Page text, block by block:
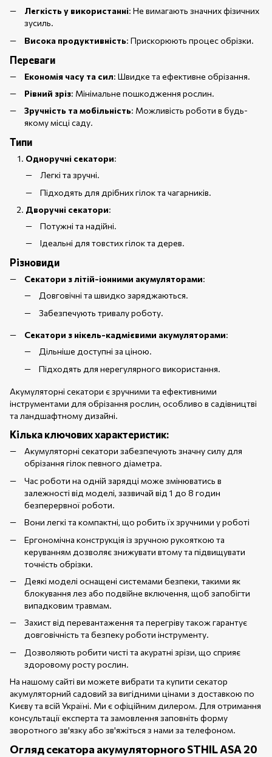
Легкість у використанні: Не вимагають значних фізичних
зусиль.
Висока продуктивність: Прискорюють процес обрізки.
Переваги
Економія часу та сил: Швидке та ефективне обрізання.
Рівний зріз: Мінімальне пошкодження рослин.
Зручність та мобільність: Можливість роботи в будь-
якому місці саду.
Типи
Одноручні секатори:
Легкі та зручні.
Підходять для дрібних гілок та чагарників.
Дворучні секатори:
Потужні та надійні.
Ідеальні для товстих гілок та дерев.
Різновиди
Секатори з літій-іонними акумуляторами:
Довговічні та швидко заряджаються.
Забезпечують тривалу роботу.
Секатори з нікель-кадмієвими акумуляторами:
Дільніше доступні за ціною.
Підходять для нерегулярного використання.
Акумуляторні секатори є зручними та ефективними
інструментами для обрізання рослин, особливо в садівництві
та ландшафтному дизайні.
Кілька ключових характеристик:
Акумуляторні секатори забезпечують значну силу для
обрізання гілок певного діаметра.
Час роботи на одній зарядці може змінюватись в
залежності від моделі, зазвичай від 1 до 8 годин
безперервної роботи.
Вони легкі та компактні, що робить їх зручними у роботі
Ергономічна конструкція із зручною рукояткою та
керуванням дозволяє знижувати втому та підвищувати
точність обрізки.
Деякі моделі оснащені системами безпеки, такими як
блокування лез або подвійне включення, щоб запобігти
випадковим травмам.
Захист від перевантаження та перегріву також гарантує
довговічність та безпеку роботи інструменту.
Дозволяють робити чисті та акуратні зрізи, що сприяє
здоровому росту рослин.
На нашому сайті ви можете вибрати та купити секатор
акумуляторний садовий за вигідними цінами з доставкою по
Києву та всій Україні. Ми є офіційним дилером. Для отримання
консультації експерта та замовлення заповніть форму
зворотного зв'язку або зв'яжіться з нами за телефоном.
Огляд секатора акумуляторного STHIL ASA 20